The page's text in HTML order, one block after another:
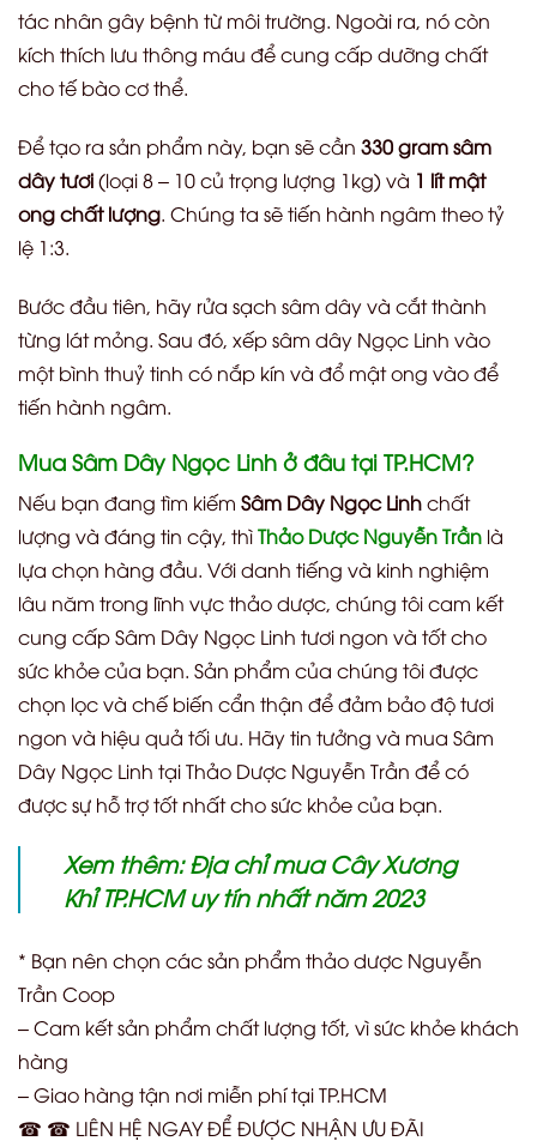
tác nhân gây bệnh từ môi trường. Ngoài ra, nó còn
kích thích lưu thông máu để cung cấp dưỡng chất
cho tế bào cơ thể.
Để tạo ra sản phẩm này, bạn sẽ cần 330 gram sâm
dây tươi(loại 8 – 10 củ trọng lượng 1kg) và 1 lít mật
ong chất lượng. Chúng ta sẽ tiến hành ngâm theo tỷ
lệ 1:3.
Bước đầu tiên, hãy rửa sạch sâm dây và cắt thành
từng lát mỏng. Sau đó, xếp sâm dây Ngọc Linh vào
một bình thuỷ tinh có nắp kín và đổ mật ong vào để
tiến hành ngâm.
Mua Sâm Dây Ngọc Linh ở đâu tại TP.HCM?
Nếu bạn đang tìm kiếm Sâm Dây Ngọc Linhchất
lượng và đáng tin cậy, thìThảo Dược Nguyễn Trần là
lựa chọn hàng đầu. Với danh tiếng và kinh nghiệm
lâu năm trong lĩnh vực thảo dược, chúng tôi cam kết
cung cấp Sâm Dây Ngọc Linh tươi ngon và tốt cho
sức khỏe của bạn. Sản phẩm của chúng tôi được
chọn lọc và chế biến cẩn thận để đảm bảo độ tươi
ngon và hiệu quả tối ưu. Hãy tin tưởng và mua Sâm
Dây Ngọc Linh tại Thảo Dược Nguyễn Trần để có
được sự hỗ trợ tốt nhất cho sức khỏe của bạn.
Xem thêm:Địa chỉ mua Cây Xương
Khỉ TP.HCM uy tín nhất năm 2023
* Bạn nên chọn các sản phẩm thảo dược Nguyễn
Trần Coop
– Cam kết sản phẩm chất lượng tốt, vì sức khỏe khách
hàng
– Giao hàng tận nơi miễn phí tại TP.HCM
☎ ☎ LIÊN HỆ NGAY ĐỂ ĐƯỢC NHẬN ƯU ĐÃI